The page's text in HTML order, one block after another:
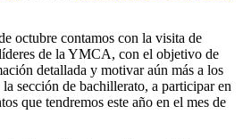
octubre contamos con la visita de
de la YMCA, con el objetivo de
detallada y motivar aún más a los
la sección de bachillerato, a participar en
que tendremos este año en el mes de